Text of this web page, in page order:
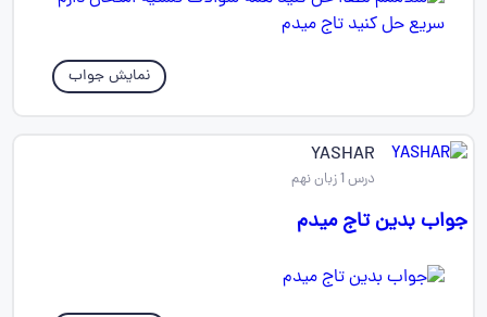
نمایش جواب
YASHAR
درس 1 زبان نهم
جواب بدین تاج میدم